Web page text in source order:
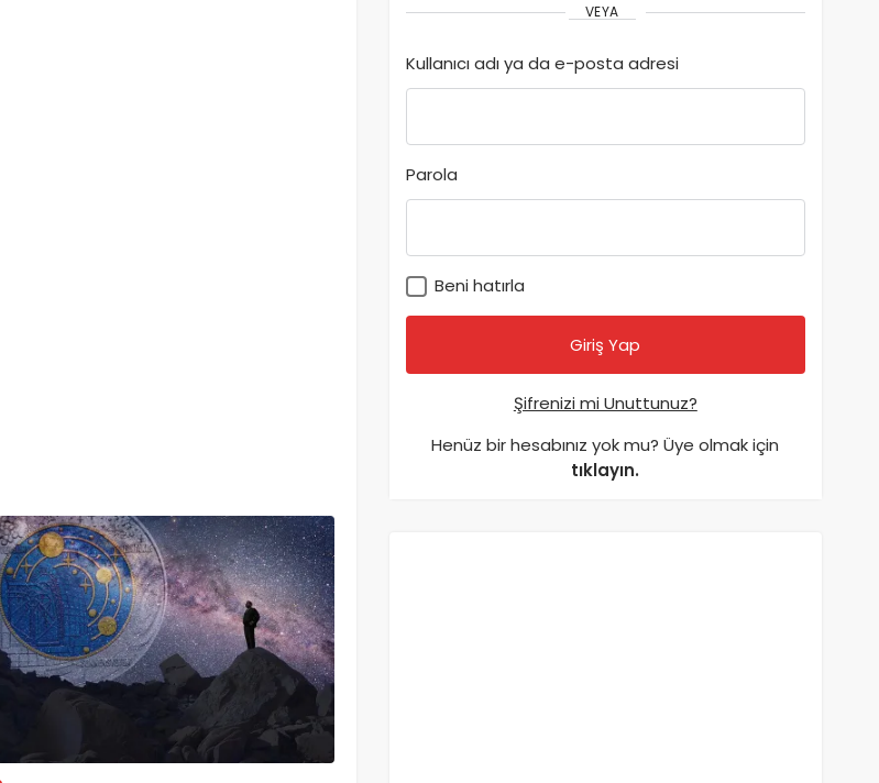
VEYA
Kullanıcı adı ya da e-posta adresi
Parola
Beni hatırla
Şifrenizi mi Unuttunuz?
Henüz bir hesabınız yok mu? Üye olmak için
tıklayın.